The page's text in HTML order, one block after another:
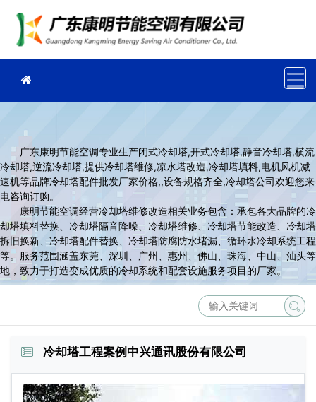
广东康明节能空调专业生产闭式冷却塔,开式冷却塔,静音冷却塔,横流
冷却塔,逆流冷却塔,提供冷却塔维修,凉水塔改造,冷却塔填料,电机风机减
速机等品牌冷却塔配件批发厂家价格,,设备规格齐全,冷却塔公司欢迎您来
电咨询订购。
康明节能空调经营冷却塔维修改造相关业务包含：承包各大品牌的冷
却塔填料替换、冷却塔隔音降噪、冷却塔维修、冷却塔节能改造、冷却塔
拆旧换新、冷却塔配件替换、冷却塔防腐防水堵漏、循环水冷却系统工程
等。服务范围涵盖东莞、深圳、广州、惠州、佛山、珠海、中山、汕头等
地，致力于打造变成优质的冷却系统和配套设施服务项目的厂家。
冷却塔工程案例中兴通讯股份有限公司